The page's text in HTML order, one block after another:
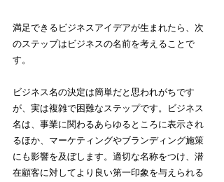
満足できるビジネスアイデアが生まれたら、次
のステップはビジネスの名前を考えることで
す。
ビジネス名の決定は簡単だと思われがちです
が、実は複雑で困難なステップです。ビジネス
名は、事業に関わるあらゆるところに表示され
るほか、マーケティングやブランディング施策
にも影響を及ぼします。適切な名称をつけ、潜
在顧客に対してより良い第一印象を与えられる